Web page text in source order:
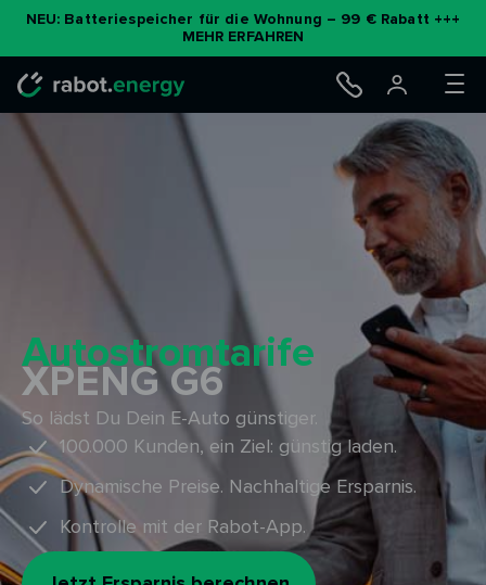
NEU: Batteriespeicher für die Wohnung – 99 € Rabatt +++
MEHR ERFAHREN
Autostromtarife
XPENG G6
So lädst Du Dein E-Auto günstiger.
100.000 Kunden, ein Ziel: günstig laden.
Dynamische Preise. Nachhaltige Ersparnis.
Kontrolle mit der Rabot-App.
Zum
Inhalt
springen